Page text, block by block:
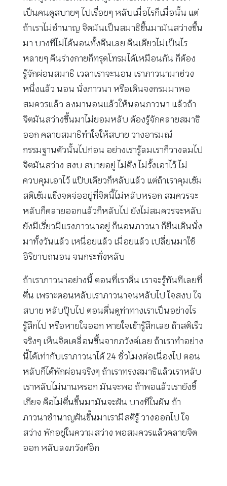
เป็นคนดูสบายๆ ไปเรื่อยๆ หลับเมื่อไรก็เมื่อนั้น แต่
ถ้าเราไม่ชำนาญ จิตมันเป็นสมาธิขึ้นมามันสว่างขึ้น
มา บางทีไม่ได้นอนทั้งคืนเลย คืนเดียวไม่เป็นไร
หลายๆ คืนร่างกายก็ทรุดโทรมได้เหมือนกัน ก็ต้อง
รู้จักผ่อนสมาธิ เวลาเราจะนอน เราภาวนามาช่วง
หนึ่งแล้ว นอน นั่งภาวนา หรือเดินจงกรมมาพอ
สมควรแล้ว ลงมานอนแล้วให้นอนภาวนา แล้วถ้า
จิตมันสว่างขึ้นมาไม่ยอมหลับ ต้องรู้จักคลายสมาธิ
ออก คลายสมาธิทำใจให้สบาย วางอารมณ์
กรรมฐานตัวนั้นไปก่อน อย่างเรารู้ลมเราก็วางลมไป
จิตมันสว่าง สงบ สบายอยู่ ไม่ดึง ไม่รั้งเอาไว้ ไม่
ควบคุมเอาไว้ แป๊บเดียวก็หลับแล้ว แต่ถ้าเราคุมเข้ม
สติเข้มแข็งจดจ่ออยู่ที่จิตนี้ไม่หลับหรอก สมควรจะ
หลับก็คลายออกแล้วก็หลับไป ยังไม่สมควรจะหลับ
ยังมีเรี่ยวมีแรงภาวนาอยู่ ก็นอนภาวนา ก็ยืนเดินนั่ง
มาทั้งวันแล้ว เหนื่อยแล้ว เมื่อยแล้ว เปลี่ยนมาใช้
อิริยาบถนอน จนกระทั่งหลับ
ถ้าเราภาวนาอย่างนี้ ตอนที่เราตื่น เราจะรู้ทันทีเลยที่
ตื่น เพราะตอนหลับเราภาวนาจนหลับไป ใจสงบ ใจ
สบาย หลับปุ๊บไป ตอนตื่นดูท่าทางเราเป็นอย่างไร
รู้สึกไป หรือหายใจออก หายใจเข้ารู้สึกเลย ถ้าสติเร็ว
จริงๆ เห็นจิตเคลื่อนขึ้นจากภวังค์เลย ถ้าเราทำอย่าง
นี้ได้เท่ากับเราภาวนาได้ 24 ชั่วโมงต่อเนื่องไป ตอน
หลับก็ได้พักผ่อนจริงๆ ถ้าเราทรงสมาธิแล้วเราหลับ
เราหลับไม่นานหรอก มันจะพอ ถ้าพอแล้วเรายังขี้
เกียจ คือไม่ตื่นขึ้นมามันจะฝัน บางทีในฝัน ถ้า
ภาวนาชำนาญฝันขึ้นมาเรามีสติรู้ วางออกไป ใจ
สว่าง พักอยู่ในความสว่าง พอสมควรแล้วคลายจิต
ออก หลับลงภวังค์อีก